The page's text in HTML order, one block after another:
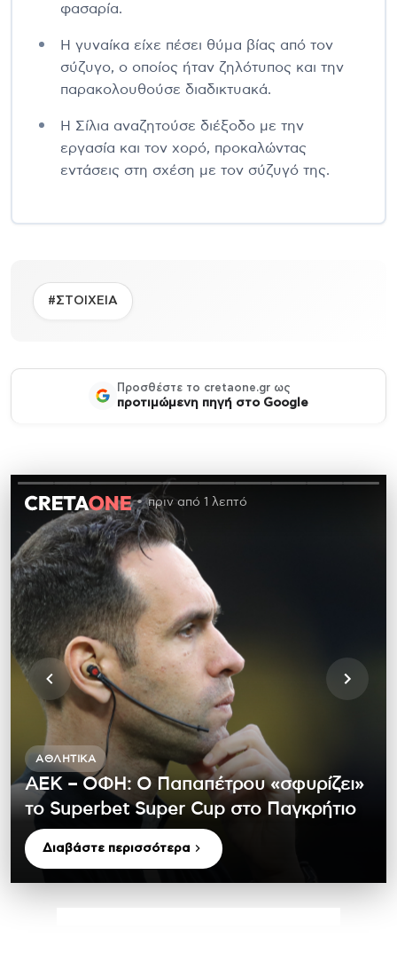
φασαρία.
Η γυναίκα είχε πέσει θύμα βίας από τον
σύζυγο, ο οποίος ήταν ζηλότυπος και την
παρακολουθούσε διαδικτυακά.
Η Σίλια αναζητούσε διέξοδο με την
εργασία και τον χορό, προκαλώντας
εντάσεις στη σχέση με τον σύζυγό της.
#ΣΤΟΙΧΕΙΑ
Προσθέστε το cretaone.gr ως
προτιμώμενη πηγή στο Google
πριν από 1 λεπτό
ΑΘΛΗΤΙΚΆ
ΑΕΚ – ΟΦΗ: Ο Παπαπέτρου «σφυρίζει»
το Superbet Super Cup στο Παγκρήτιο
Διαβάστε περισσότερα